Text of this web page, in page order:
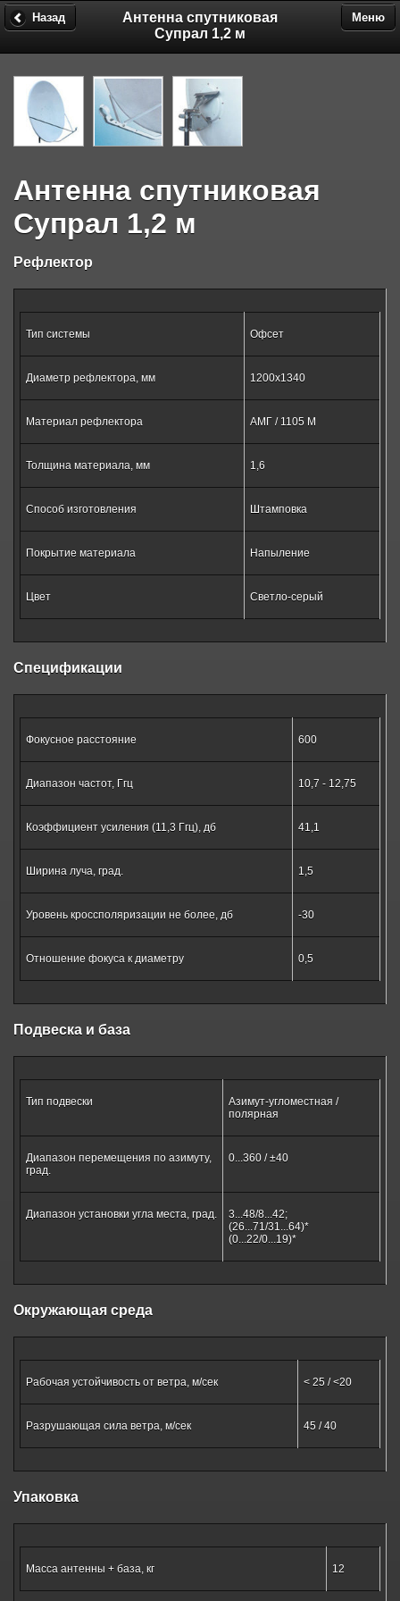
Антенна спутниковая
Супрал 1,2 м
Назад Меню
Антенна спутниковая
Супрал 1,2 м
Рефлектор
Тип системы Офсет
Диаметр рефлектора, мм 1200х1340
Материал рефлектора АМГ / 1105 М
Толщина материала, мм 1,6
Способ изготовления Штамповка
Покрытие материала Напыление
Цвет Светло-серый
Спецификации
Фокусное расстояние 600
Диапазон частот, Ггц 10,7 - 12,75
Коэффициент усиления (11,3 Ггц), дб 41,1
Ширина луча, град. 1,5
Уровень кроссполяризации не более, дб -30
Отношение фокуса к диаметру 0,5
Подвеска и база
Тип подвески
Азимут-угломестная /
полярная
Диапазон перемещения по азимуту,
град.
0...360 / ±40
Диапазон установки угла места, град.
3...48/8...42;
(26...71/31...64)*
(0...22/0...19)*
Окружающая среда
Рабочая устойчивость от ветра, м/сек < 25 / <20
Разрушающая сила ветра, м/сек 45 / 40
Упаковка
Масса антенны + база, кг 12